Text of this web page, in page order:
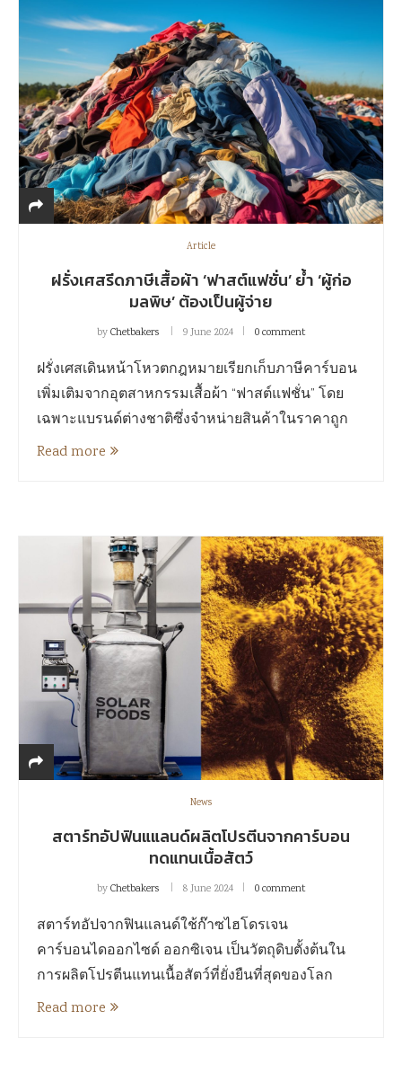
Article
ฝรั่งเศสรีดภาษีเสื้อผ้า ‘ฟาสต์แฟชั่น’ ย้ำ ‘ผู้ก่อ
มลพิษ’ ต้องเป็นผู้จ่าย
byChetbakers 9 June 2024 0 comment
ฝรั่งเศสเดินหน้าโหวตกฎหมายเรียกเก็บภาษีคาร์บอน
เพิ่มเติมจากอุตสาหกรรมเสื้อผ้า “ฟาสต์แฟชั่น” โดย
เฉพาะแบรนด์ต่างชาติซึ่งจำหน่ายสินค้าในราคาถูก
Read more
News
สตาร์ทอัปฟินแแลนด์ผลิตโปรตีนจากคาร์บอน
ทดแทนเนื้อสัตว์
byChetbakers 8 June 2024 0 comment
สตาร์ทอัปจากฟินแลนด์ใช้ก๊าซไฮโดรเจน
คาร์บอนไดออกไซด์ ออกซิเจน เป็นวัตถุดิบตั้งต้นใน
การผลิตโปรตีนแทนเนื้อสัตว์ที่ยั่งยืนที่สุดของโลก
Read more